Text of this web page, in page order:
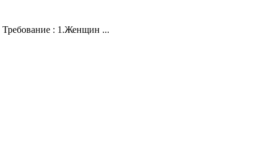
Требование : 1.Женщин ...